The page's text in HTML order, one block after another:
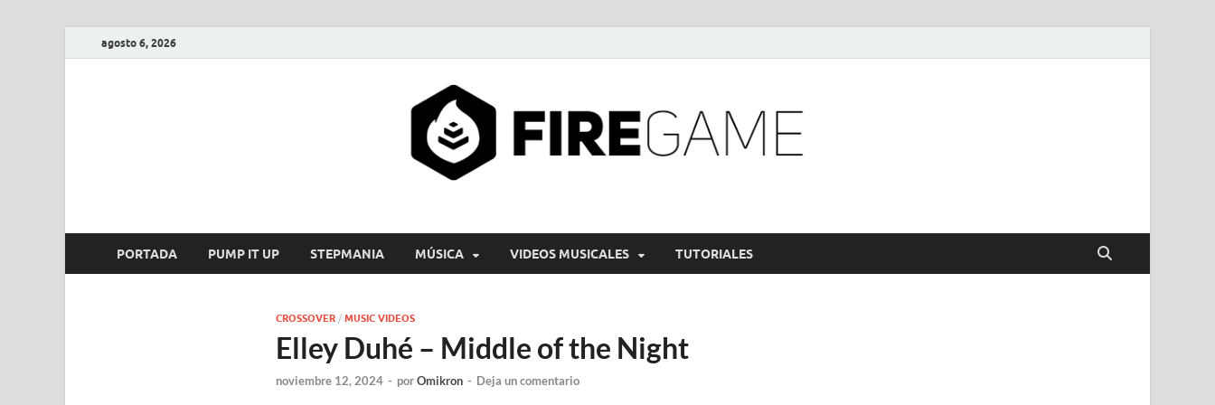
agosto 6, 2026
FIRE GAME
PORTADA PUMP IT UP STEPMANIA MÚSICA VIDEOS MUSICALES TUTORIALES
CROSSOVER/ MUSIC VIDEOS
Elley Duhé – Middle of the Night
noviembre 12, 2024 - porOmikron - Deja un comentario